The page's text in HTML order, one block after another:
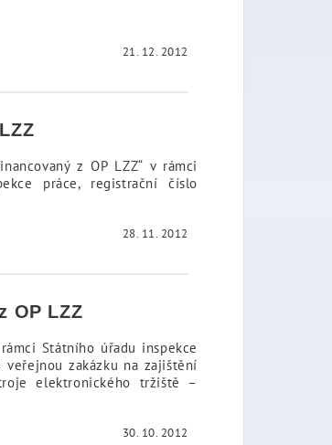
21. 12. 2012
z OP LZZ“ v rámci
práce, registrační číslo
28. 11. 2012
OP LZZ
Státního úřadu inspekce
veřejnou zakázku na zajištění
elektronického tržiště –
30. 10. 2012